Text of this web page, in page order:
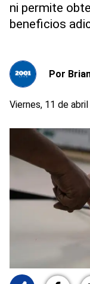
ni permite
beneficios
Por
Viernes, 11 de